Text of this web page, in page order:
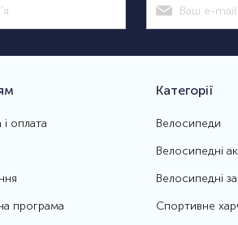
оплата
програма
Категорії
Велосипеди
Велосипедні
Велосипедні
Спортивне